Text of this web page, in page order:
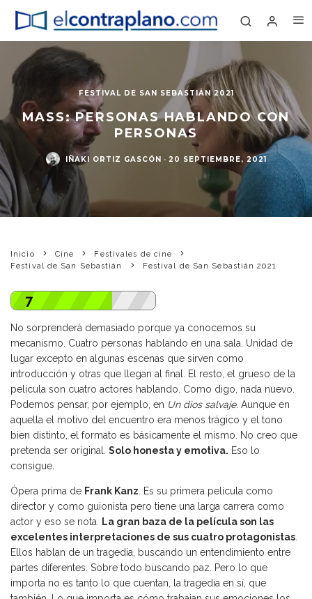
FESTIVAL DE SAN SEBASTIÁN 2021
MASS: PERSONAS HABLANDO CON
PERSONAS
IÑAKI ORTIZ GASCÓN · 20 SEPTIEMBRE, 2021
Inicio Cine
Festivales de cine
Festival de San Sebastián
Festival de San Sebastián 2021
7
No sorprenderá demasiado porque ya conocemos su
mecanismo. Cuatro personas hablando en una sala. Unidad de
lugar excepto en algunas escenas que sirven como
introducción y otras que llegan al final. El resto, el grueso de la
película son cuatro actores hablando. Como digo, nada nuevo.
Podemos pensar, por ejemplo, en Un dios salvaje. Aunque en
aquella el motivo del encuentro era menos trágico y el tono
bien distinto, el formato es básicamente el mismo. No creo que
pretenda ser original. Solo honesta y emotiva. Eso lo
consigue.
Ópera prima de Frank Kanz . Es su primera película como
director y como guionista pero tiene una larga carrera como
actor y eso se nota.
La gran baza de la película son las
excelentes interpretaciones de sus cuatro protagonistas
Ellos hablan de un tragedia, buscando un entendimiento entre
partes diferentes. Sobre todo buscando paz. Pero lo que
importa no es tanto lo que cuentan, la tragedia en sí, que